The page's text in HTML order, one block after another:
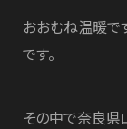
おおむね温暖で
です。
その中で奈良